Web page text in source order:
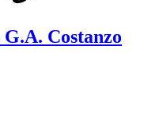
G.A. Costanzo